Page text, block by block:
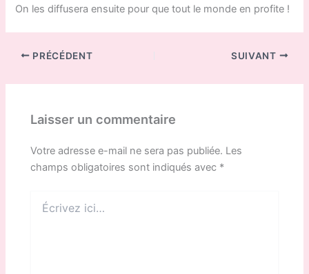
On les diffusera ensuite pour que tout le monde en profite !
PRÉCÉDENT SUIVANT
Laisser un commentaire
Votre adresse e-mail ne sera pas publiée. Les
champs obligatoires sont indiqués avec *
ici…